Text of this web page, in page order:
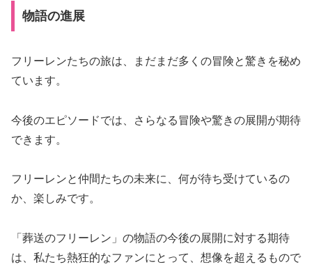
物語の進展
フリーレンたちの旅は、まだまだ多くの冒険と驚きを秘め
ています。
今後のエピソードでは、さらなる冒険や驚きの展開が期待
できます。
フリーレンと仲間たちの未来に、何が待ち受けているの
か、楽しみです。
「葬送のフリーレン」の物語の今後の展開に対する期待
は、私たち熱狂的なファンにとって、想像を超えるもので